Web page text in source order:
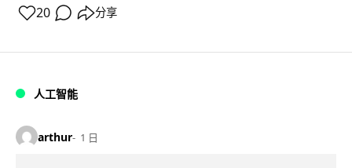
20 分享
人工智能
arthur 1 日